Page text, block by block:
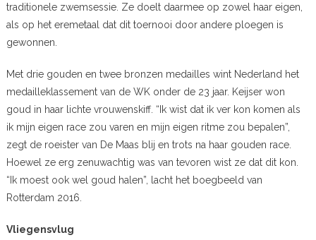
traditionele zwemsessie. Ze doelt daarmee op zowel haar eigen,
als op het eremetaal dat dit toernooi door andere ploegen is
gewonnen.
Met drie gouden en twee bronzen medailles wint Nederland het
medailleklassement van de WK onder de 23 jaar. Keijser won
goud in haar lichte vrouwenskiff. “Ik wist dat ik ver kon komen als
ik mijn eigen race zou varen en mijn eigen ritme zou bepalen”,
zegt de roeister van De Maas blij en trots na haar gouden race.
Hoewel ze erg zenuwachtig was van tevoren wist ze dat dit kon.
“Ik moest ook wel goud halen”, lacht het boegbeeld van
Rotterdam 2016.
Vliegensvlug